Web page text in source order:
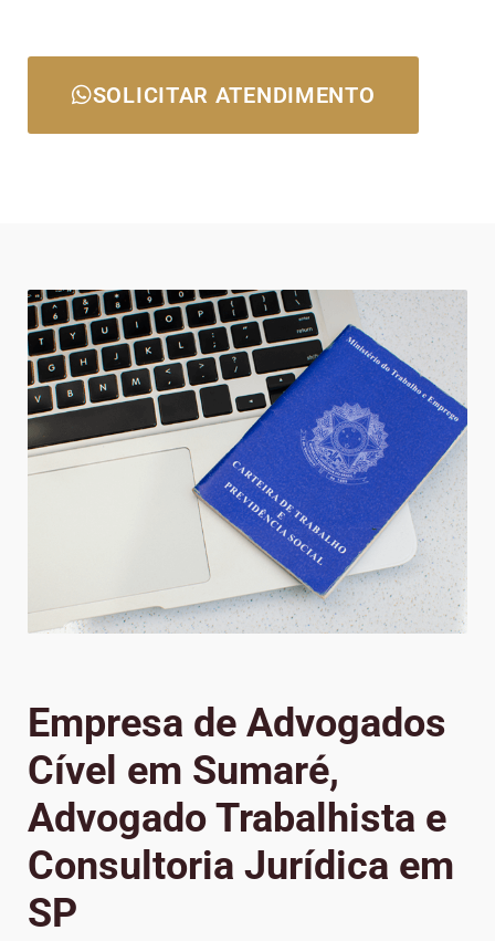
SOLICITAR ATENDIMENTO
Empresa de Advogados
Cível em Sumaré,
Advogado Trabalhista e
Consultoria Jurídica em
SP